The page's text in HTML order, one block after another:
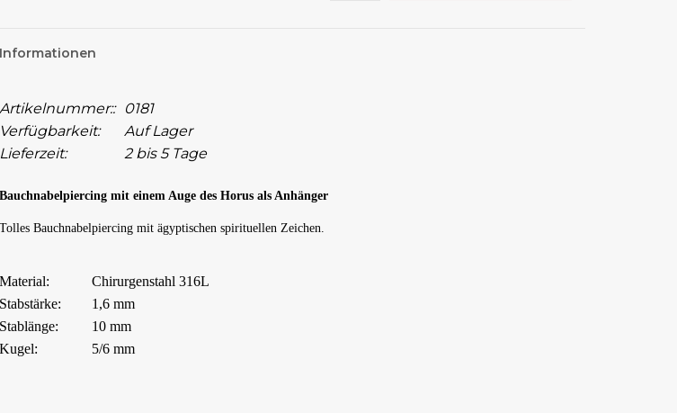
Informationen
Artikelnummer::
0181
Verfügbarkeit:
Auf Lager
Lieferzeit:
2 bis 5 Tage
Bauchnabelpiercing mit einem Auge des Horus als Anhänger
Tolles Bauchnabelpiercing mit ägyptischen spirituellen Zeichen.
Material:
Chirurgenstahl 316L
Stabstärke:
1,6 mm
Stablänge:
10 mm
Kugel:
5/6 mm